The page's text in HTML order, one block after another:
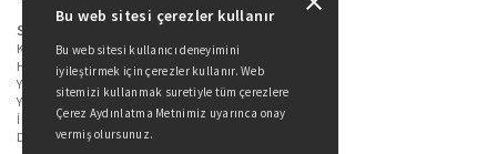
Sitede Yer Alan Sayfalar
Kitaplarımız
Hakkımızda
Yazarlarımız
Yazar Adayları İçin
İletişim
Duygu Asena Roman Ödülü
Bu web sitesi çerezler kullanır
Bu web sitesi kullanıcı deneyimini
iyileştirmek için çerezler kullanır. Web
sitemizi kullanmak suretiyle tüm çerezlere
Çerez Aydınlatma Metnimiz uyarınca onay
vermiş olursunuz.